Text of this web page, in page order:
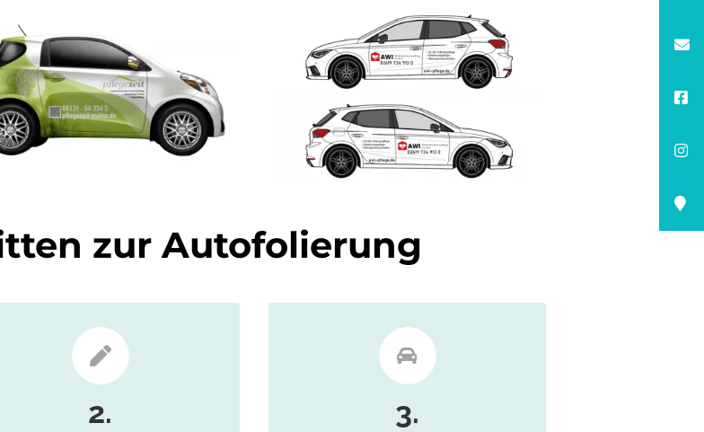
zur Autofolierung
2.
Wir gestalten auf Wunsch Ihre
3.
Das Folieren selbst wird
professionell und schnell
durchgeführt